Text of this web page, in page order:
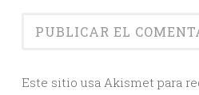
Este sitio usa Akismet para